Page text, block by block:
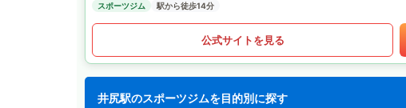
スポーツジム 駅から徒歩14分
公式サイトを見る
井尻駅のスポーツジムを目的別に探す